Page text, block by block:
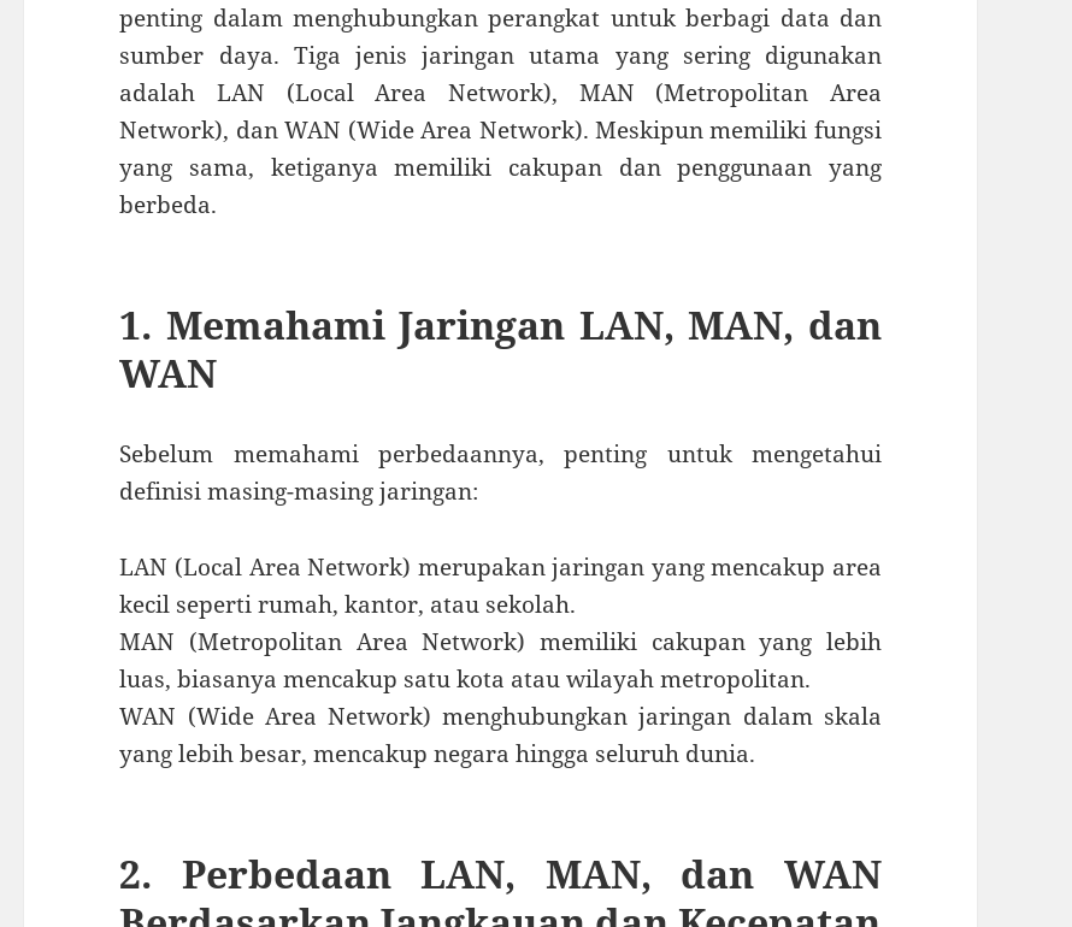
penting dalam menghubungkan perangkat untuk berbagi data dan
sumber daya. Tiga jenis jaringan utama yang sering digunakan
adalah LAN (Local Area Network), MAN (Metropolitan Area
Network), dan WAN (Wide Area Network). Meskipun memiliki fungsi
yang sama, ketiganya memiliki cakupan dan penggunaan yang
berbeda.
1. Memahami Jaringan LAN, MAN, dan
WAN
Sebelum memahami perbedaannya, penting untuk mengetahui
definisi masing-masing jaringan:
LAN (Local Area Network) merupakan jaringan yang mencakup area
kecil seperti rumah, kantor, atau sekolah.
MAN (Metropolitan Area Network) memiliki cakupan yang lebih
luas, biasanya mencakup satu kota atau wilayah metropolitan.
WAN (Wide Area Network) menghubungkan jaringan dalam skala
yang lebih besar, mencakup negara hingga seluruh dunia.
2. Perbedaan LAN, MAN, dan WAN